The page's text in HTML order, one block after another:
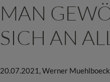
MAN
SICH AN
20.07.2021 ,Werner Muehlboeck